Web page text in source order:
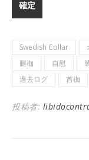
Swedish Collar
腿枷
自慰
過去ログ
首枷
投稿者: